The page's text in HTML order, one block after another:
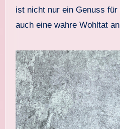
ist nicht nur ein Genuss für
auch eine wahre Wohltat